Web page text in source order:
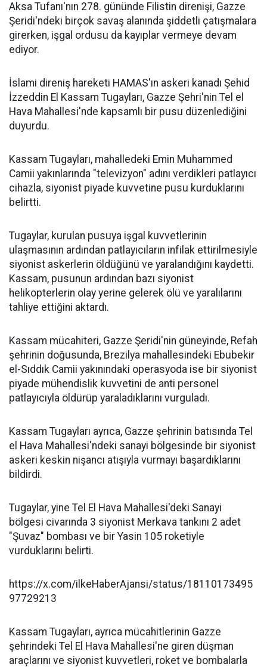
Aksa Tufanı'nın 278. gününde Filistin direnişi, Gazze
Şeridi'ndeki birçok savaş alanında şiddetli çatışmalara
girerken, işgal ordusu da kayıplar vermeye devam
ediyor.
İslami direniş hareketi HAMAS'ın askeri kanadı Şehid
İzzeddin El Kassam Tugayları, Gazze Şehri'nin Tel el
Hava Mahallesi'nde kapsamlı bir pusu düzenlediğini
duyurdu.
Kassam Tugayları, mahalledeki Emin Muhammed
Camii yakınlarında "televizyon" adını verdikleri patlayıcı
cihazla, siyonist piyade kuvvetine pusu kurduklarını
belirtti.
Tugaylar, kurulan pusuya işgal kuvvetlerinin
ulaşmasının ardından patlayıcıların infilak ettirilmesiyle
siyonist askerlerin öldüğünü ve yaralandığını kaydetti.
Kassam, pusunun ardından bazı siyonist
helikopterlerin olay yerine gelerek ölü ve yaralılarını
tahliye ettiğini aktardı.
Kassam mücahiteri, Gazze Şeridi'nin güneyinde, Refah
şehrinin doğusunda, Brezilya mahallesindeki Ebubekir
el-Sıddık Camii yakınındaki operasyoda ise bir siyonist
piyade mühendislik kuvvetini de anti personel
patlayıcıyla öldürüp yaraladıklarını vurguladı.
Kassam Tugayları ayrıca, Gazze şehrinin batısında Tel
el Hava Mahallesi'ndeki sanayi bölgesinde bir siyonist
askeri keskin nişancı atışıyla vurmayı başardıklarını
bildirdi.
Tugaylar, yine Tel El Hava Mahallesi'deki Sanayi
bölgesi civarında 3 siyonist Merkava tankını 2 adet
"Şuvaz" bombası ve bir Yasin 105 roketiyle
vurduklarını belirti.
https://x.com/ilkeHaberAjansi/status/18110173495
97729213
Kassam Tugayları, ayrıca mücahitlerinin Gazze
şehrindeki Tel El Hava Mahallesi'ne giren düşman
araçlarını ve siyonist kuvvetleri, roket ve bombalarla